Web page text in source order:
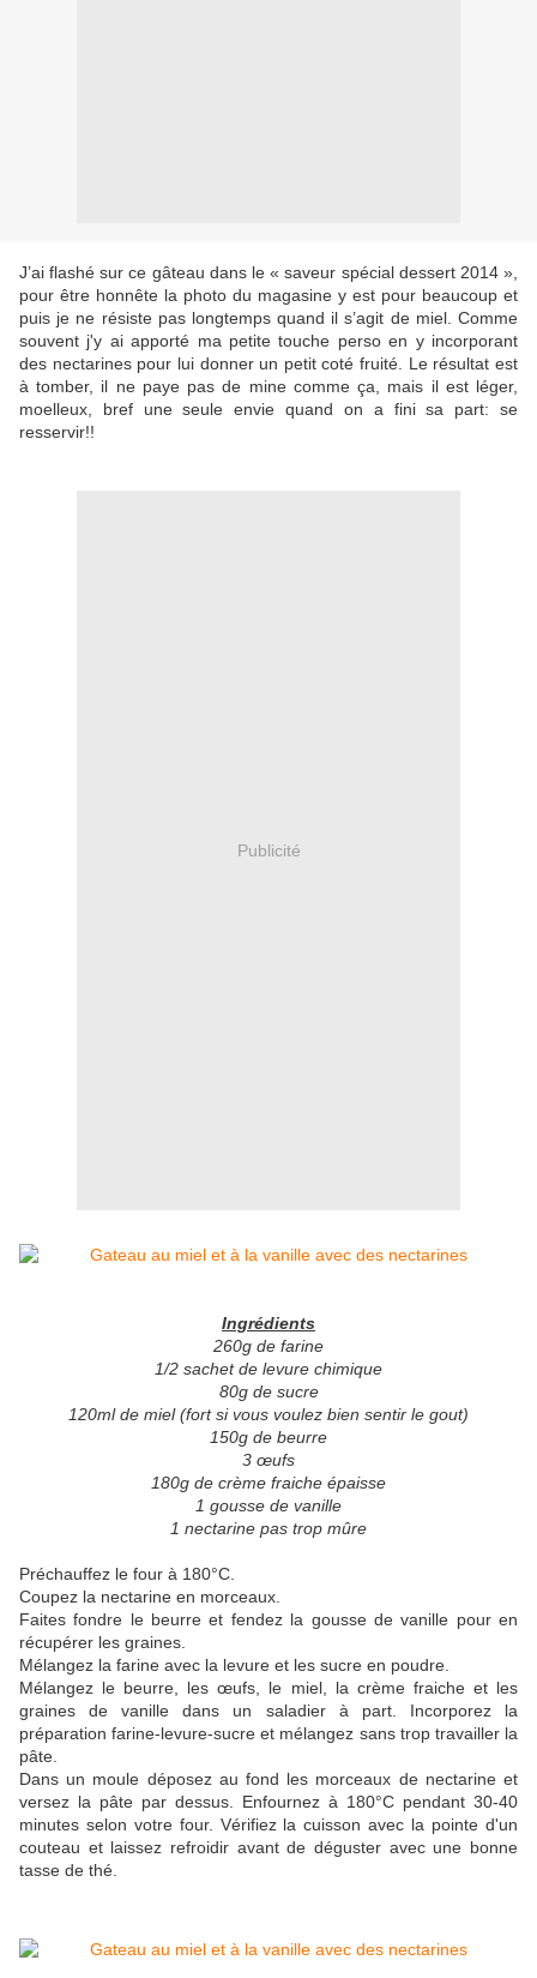
J’ai flashé sur ce gâteau dans le « saveur spécial dessert 2014 »,
pour être honnête la photo du magasine y est pour beaucoup et
puis je ne résiste pas longtemps quand il s’agit de miel. Comme
souvent j'y ai apporté ma petite touche perso en y incorporant
des nectarines pour lui donner un petit coté fruité. Le résultat est
à tomber, il ne paye pas de mine comme ça, mais il est léger,
moelleux, bref une seule envie quand on a fini sa part: se
resservir!!
Publicité
Ingrédients
260g de farine
1/2 sachet de levure chimique
80g de sucre
120ml de miel (fort si vous voulez bien sentir le gout)
150g de beurre
3 œufs
180g de crème fraiche épaisse
1 gousse de vanille
1 nectarine pas trop mûre
Préchauffez le four à 180°C.
Coupez la nectarine en morceaux.
Faites fondre le beurre et fendez la gousse de vanille pour en
récupérer les graines.
Mélangez la farine avec la levure et les sucre en poudre.
Mélangez le beurre, les œufs, le miel, la crème fraiche et les
graines de vanille dans un saladier à part. Incorporez la
préparation farine-levure-sucre et mélangez sans trop travailler la
pâte.
Dans un moule déposez au fond les morceaux de nectarine et
versez la pâte par dessus. Enfournez à 180°C pendant 30-40
minutes selon votre four. Vérifiez la cuisson avec la pointe d'un
couteau et laissez refroidir avant de déguster avec une bonne
tasse de thé.